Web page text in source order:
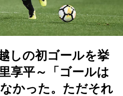
しの初ゴールを挙
享平～「ゴールは
かった。ただそれ